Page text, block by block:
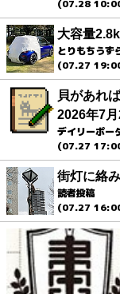
(07.28
大容量
とりもちうず
(07.27
貝があれ
2026年7
デイリーポー
(07.27
街灯に絡
読者投稿
(07.27